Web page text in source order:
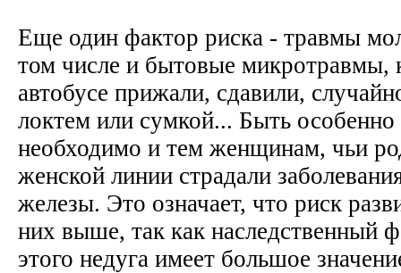
Еще один фактор риска - травмы
том числе и бытовые микротравмы,
автобусе прижали, сдавили,
локтем или сумкой... Быть
необходимо и тем женщинам, чьи
женской линии страдали
железы. Это означает, что риск
них выше, так как наследственный
этого недуга имеет большое